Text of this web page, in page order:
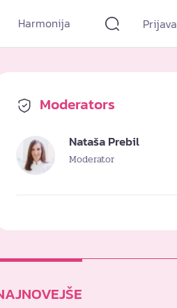
Harmonija Prijava
Moderators
Nataša Prebil
Moderator